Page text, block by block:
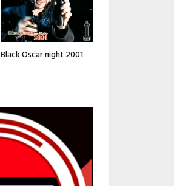
Black Oscar night 2001